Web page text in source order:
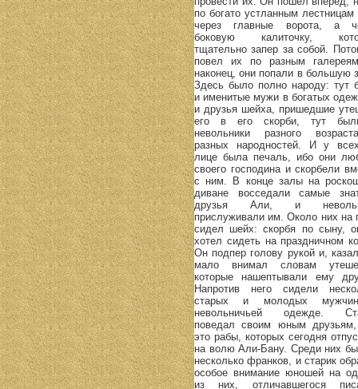
по богато устланным лестницам
через главные ворота, а
боковую калиточку,
тщательно запер за собой.
повел их по разным
наконец, они попали в большую
Здесь было полно народу: тут
и именитые мужи в богатых
и друзья шейха, пришедшие
его в его скорби, тут
невольники разного
разных народностей. И у
лице была печаль, ибо они
своего господина и скорбели
с ним. В конце залы на
диване восседали самые
друзья Али, и
прислуживали им. Около них на
сидел шейх: скорбя по сыну,
хотел сидеть на праздничном
Он подпер голову рукой и,
мало внимал словам
которые нашептывали ему
Напротив него сидели
старых и молодых
невольничьей одежде.
поведал своим юным
это рабы, которых сегодня
на волю Али-Бану. Среди них
несколько франков, и старик
особое внимание юношей на
из них, отличавшегося